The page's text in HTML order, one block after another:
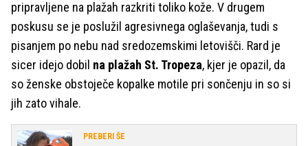
pripravljene na plažah razkriti toliko kože. V drugem
poskusu se je poslužil agresivnega oglaševanja, tudi s
pisanjem po nebu nad sredozemskimi letovišči. Rard je
sicer idejo dobil na plažah St. Tropeza, kjer je opazil, da
so ženske obstoječe kopalke motile pri sončenju in so si
jih zato vihale.
PREBERI ŠE